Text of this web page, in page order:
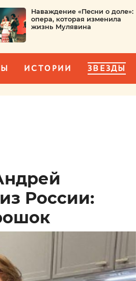
Наваждение «Песни о доле»:
опера, которая изменила
жизнь Мулявина
ИСТОРИИ ЗВЕЗДЫ
России: